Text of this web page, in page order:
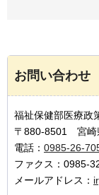
お問い合わせ
福祉保健部医療政
〒880-8501 宮崎
電話： 0985-26-
ファクス：0985-
メールアドレス：